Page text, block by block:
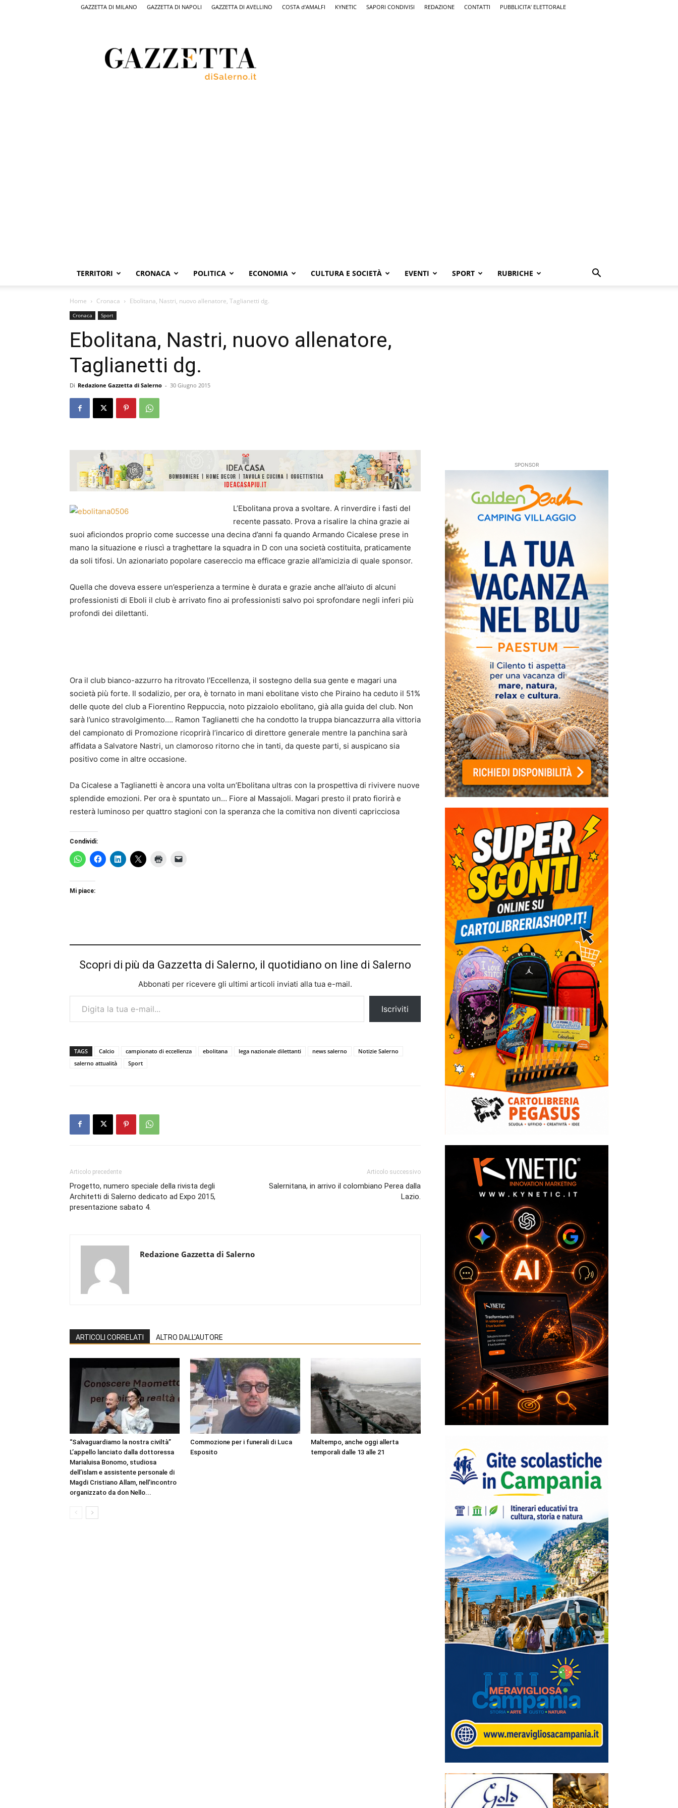
GAZZETTA DI MILANO GAZZETTA DI NAPOLI GAZZETTA DI AVELLINO COSTA d’AMALFI KYNETIC SAPORI CONDIVISI REDAZIONE CONTATTI PUBBLICITA’ ELETTORALE
Salerno,
il
quotidiano
TERRITORI CRONACA POLITICA ECONOMIA CULTURA E SOCIETÀ EVENTI SPORT RUBRICHE
Home Cronaca Ebolitana, Nastri, nuovo allenatore, Taglianetti dg.
Cronaca Sport
Ebolitana, Nastri, nuovo allenatore,
Taglianetti dg.
Di Redazione Gazzetta di Salerno - 30 Giugno 2015
L’Ebolitana prova a svoltare. A rinverdire i fasti del
recente passato. Prova a risalire la china grazie ai
suoi aficiondos proprio come successe una decina d’anni fa quando Armando Cicalese prese in
mano la situazione e riuscì a traghettare la squadra in D con una società costituita, praticamente
da soli tifosi. Un azionariato popolare casereccio ma efficace grazie all’amicizia di quale sponsor.
Quella che doveva essere un’esperienza a termine è durata e grazie anche all’aiuto di alcuni
professionisti di Eboli il club è arrivato fino ai professionisti salvo poi sprofondare negli inferi più
profondi dei dilettanti.
Ora il club bianco-azzurro ha ritrovato l’Eccellenza, il sostegno della sua gente e magari una
società più forte. Il sodalizio, per ora, è tornato in mani ebolitane visto che Piraino ha ceduto il 51%
delle quote del club a Fiorentino Reppuccia, noto pizzaiolo ebolitano, già alla guida del club. Non
sarà l’unico stravolgimento…. Ramon Taglianetti che ha condotto la truppa biancazzurra alla vittoria
del campionato di Promozione ricoprirà l’incarico di direttore generale mentre la panchina sarà
affidata a Salvatore Nastri, un clamoroso ritorno che in tanti, da queste parti, si auspicano sia
positivo come in altre occasione.
Da Cicalese a Taglianetti è ancora una volta un’Ebolitana ultras con la prospettiva di rivivere nuove
splendide emozioni. Per ora è spuntato un… Fiore al Massajoli. Magari presto il prato fiorirà e
resterà luminoso per quattro stagioni con la speranza che la comitiva non diventi capricciosa
Condividi:
Mi piace:
Scopri di più da Gazzetta di Salerno, il quotidiano on line di Salerno
Abbonati per ricevere gli ultimi articoli inviati alla tua e-mail.
Digita la tua e-mail...
Iscriviti
TAGS Calcio campionato di eccellenza ebolitana lega nazionale dilettanti news salerno
Notizie Salerno
salerno attualità
Sport
Articolo precedente
Progetto, numero speciale della rivista degli
Architetti di Salerno dedicato ad Expo 2015,
presentazione sabato 4.
Articolo successivo
Salernitana, in arrivo il colombiano Perea dalla
Lazio.
Redazione Gazzetta di Salerno
ARTICOLI CORRELATI ALTRO DALL'AUTORE
“Salvaguardiamo la nostra civiltà”
L’appello lanciato dalla dottoressa
Marialuisa Bonomo, studiosa
dell’islam e assistente personale di
Magdi Cristiano Allam, nell’incontro
organizzato da don Nello...
Commozione per i funerali di Luca
Esposito
Maltempo, anche oggi allerta
temporali dalle 13 alle 21
SPONSOR